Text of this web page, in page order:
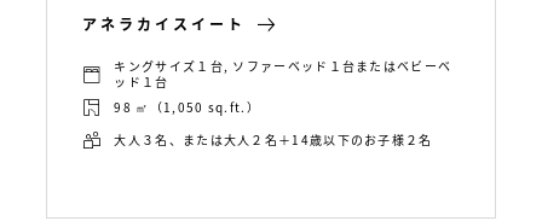
アネラカイスイート
キングサイズ１台, ソファーベッド１台またはベビーベ
ッド１台
98 ㎡（1,050 sq.ft.）
大人３名、または大人２名＋14歳以下のお子様２名